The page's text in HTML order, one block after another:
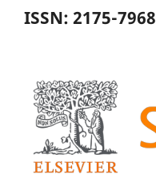
ISSN: 2175-7968